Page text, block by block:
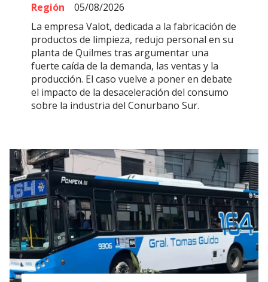
Región
05/08/2026
La empresa Valot, dedicada a la fabricación de
productos de limpieza, redujo personal en su
planta de Quilmes tras argumentar una
fuerte caída de la demanda, las ventas y la
producción. El caso vuelve a poner en debate
el impacto de la desaceleración del consumo
sobre la industria del Conurbano Sur.